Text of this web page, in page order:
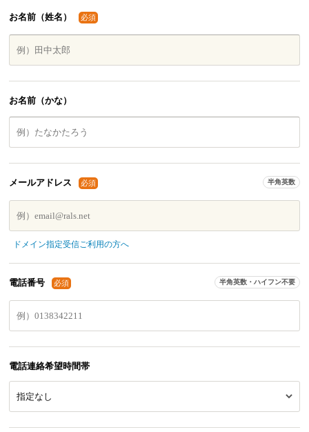
お名前（姓名） 必須
お名前（かな）
メールアドレス 必須 半角英数
ドメイン指定受信ご利用の方へ
電話番号 必須 半角英数・ハイフン不要
電話連絡希望時間帯